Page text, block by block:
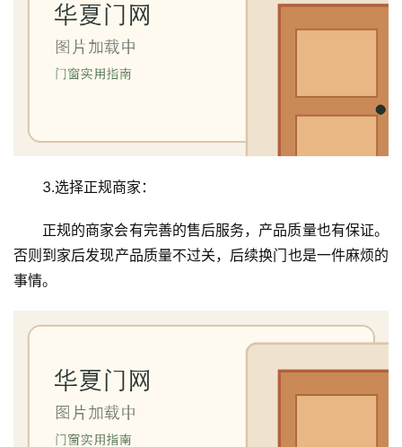
3.选择正规商家：
正规的商家会有完善的售后服务，产品质量也有保证。
否则到家后发现产品质量不过关，后续换门也是一件麻烦的
事情。